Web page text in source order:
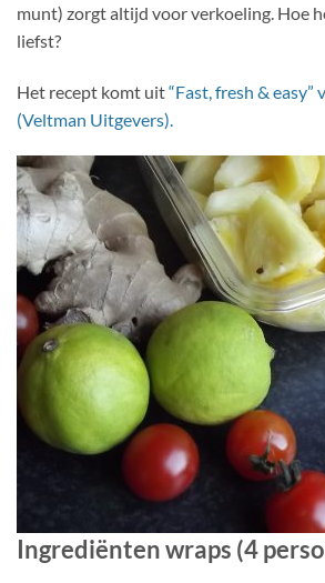
munt) zorgt altijd voor verkoeling. Hoe
liefst?
Het recept komt uit“Fast, fresh & easy”
(Veltman Uitgevers).
Ingrediënten wraps (4